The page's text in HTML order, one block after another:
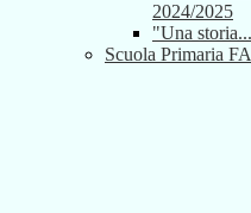
2024/2025
"Una
Scuola Primaria